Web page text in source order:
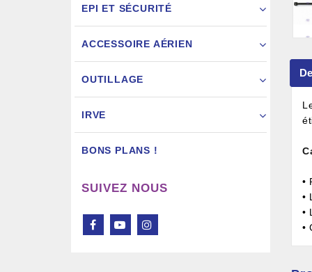
EPI ET SÉCURITÉ
ACCESSOIRE AÉRIEN
OUTILLAGE
IRVE
BONS PLANS !
SUIVEZ NOUS
•
•
•
•